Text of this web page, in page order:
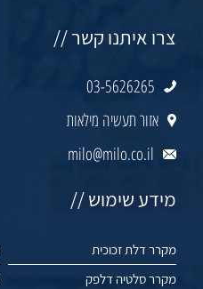
צרו איתנו קשר //
03-5626265
אזור תעשיה מילאות
milo@milo.co.il
מידע שימוש //
מקרר דלת זכוכית
מקרר סלטיה דלפק